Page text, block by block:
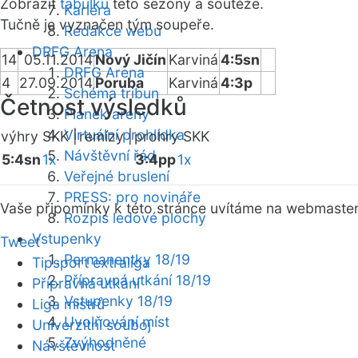
Kariéra
Redakce webu
DRFG Arena
DRFG Arena
Schéma tribun
Plánek areny
Virtuální prohlídka
Návštěvní řád
Veřejné bruslení
PRESS: pro novináře
Rozpis ledové plochy
Vstupenky
Permanentky 18/19
Přípravná utkání 18/19
Vstupenky 18/19
Uvolňování míst
Zvýhodněné
Zobrazit tabulku této sezóny a soutěže.
Tučně je vyznačen tým soupeře.
14 05.11.2014Nový Jičín Karviná4:5sn
4 27.09.2014Poruba Karviná4:3p
Četnost výsledků
výhry SKK |remízy |prohry SKK
5:4sn1x 3:4pp1x
Vaše připomínky k této stránce uvítáme na webmaster
Tweet
Tipsport extraliga
Přípravná utkání
Liga mistrů
Univerzitní souboj
Návštěvnost